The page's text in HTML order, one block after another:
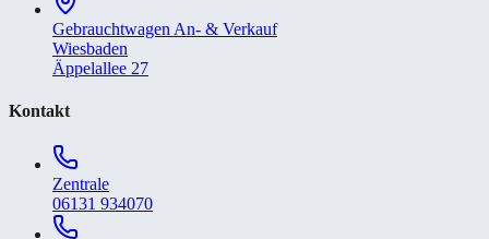
Gebrauchtwagen An- & Verkauf
Wiesbaden
Äppelallee 27
Kontakt
Zentrale
06131 934070